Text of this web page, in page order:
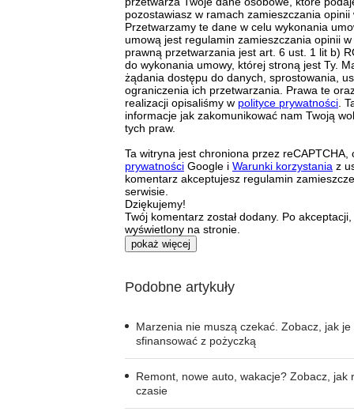
pozostawiasz w ramach zamieszczania opinii
Przetwarzamy te dane w celu wykonania
umową jest regulamin zamieszczania opinii
prawną przetwarzania jest art. 6 ust. 1 lit b)
do wykonania umowy, której stroną jest Ty.
żądania dostępu do danych, sprostowania,
ograniczenia ich przetwarzania. Prawa te
realizacji opisaliśmy w polityce prywatności .
informacje jak zakomunikować nam Twoją
tych praw.
Ta witryna jest chroniona przez
prywatności Google i Warunki korzystania z
komentarz akceptujesz regulamin
serwisie.
Dziękujemy!
Twój komentarz został dodany. Po
wyświetlony na stronie.
pokaż więcej
Podobne artykuły
Marzenia nie muszą czekać. Zobacz, jak
sfinansować z pożyczką
Remont, nowe auto, wakacje? Zobacz, jak
czasie